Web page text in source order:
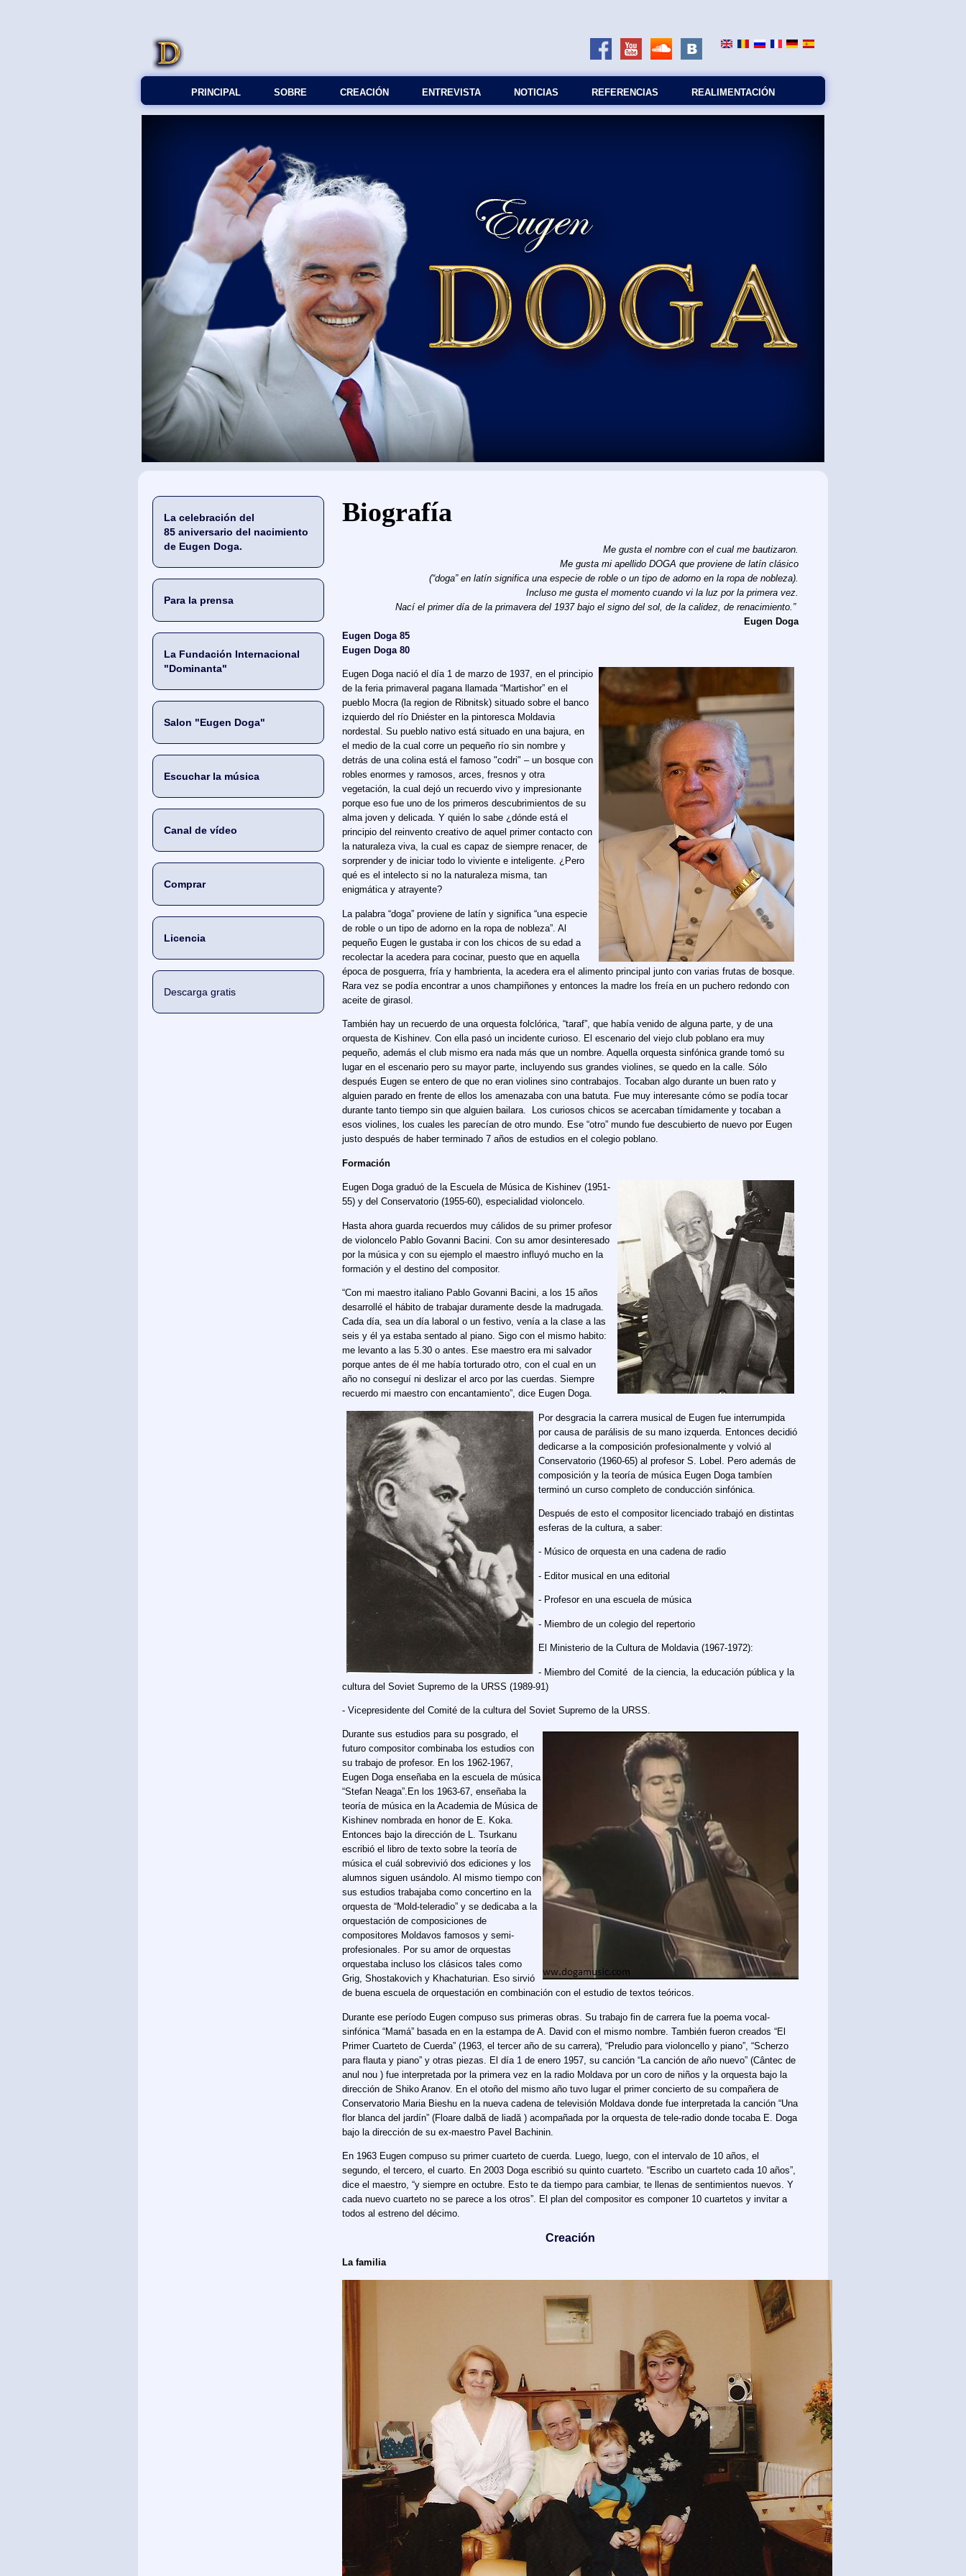
PRINCIPAL SOBRE СREACIÓN ENTREVISTA NOTICIAS REFERENCIAS REALIMENTACIÓN
La celebración del
85 aniversario del nacimiento
de Eugen Doga.
Para la prensa
La Fundación Internacional
"Dominanta"
Salon "Eugen Doga"
Escuchar la música
Canal de vídeo
Comprar
Licencia
Descarga gratis
Usted está aquí
Biografía
Me gusta el nombre con el cual me bautizaron.
Me gusta mi apellido DOGA que proviene de latín clásico
(“doga” en latín significa una especie de roble o un tipo de adorno en la ropa de nobleza).
Incluso me gusta el momento cuando vi la luz por la primera vez.
Nací el primer día de la primavera del 1937 bajo el signo del sol, de la calidez, de renacimiento.”
Eugen Doga
Eugen Doga 85
Eugen Doga 80
Eugen Doga nació el día 1 de marzo de 1937, en el principio
de la feria primaveral pagana llamada “Martishor” en el
pueblo Mocra (la region de Ribnitsk) situado sobre el banco
izquierdo del río Dniéster en la pintoresca Moldavia
nordestal. Su pueblo nativo está situado en una bajura, en
el medio de la cual corre un pequeño río sin nombre y
detrás de una colina está el famoso "codri" – un bosque con
robles enormes y ramosos, arces, fresnos y otra
vegetación, la cual dejó un recuerdo vivo y impresionante
porque eso fue uno de los primeros descubrimientos de su
alma joven y delicada. Y quién lo sabe ¿dónde está el
principio del reinvento creativo de aquel primer contacto con
la naturaleza viva, la cual es capaz de siempre renacer, de
sorprender y de iniciar todo lo viviente e inteligente. ¿Pero
qué es el intelecto si no la naturaleza misma, tan
enigmática y atrayente?
La palabra “doga” proviene de latín y significa “una especie
de roble o un tipo de adorno en la ropa de nobleza”. Al
pequeño Eugen le gustaba ir con los chicos de su edad a
recolectar la acedera para cocinar, puesto que en aquella
época de posguerra, fría y hambrienta, la acedera era el alimento principal junto con varias frutas de bosque.
Rara vez se podía encontrar a unos champiñones y entonces la madre los freía en un puchero redondo con
aceite de girasol.
También hay un recuerdo de una orquesta folclórica, “taraf”, que había venido de alguna parte, y de una
orquesta de Kishinev. Con ella pasó un incidente curioso. El escenario del viejo club poblano era muy
pequeño, además el club mismo era nada más que un nombre. Aquella orquesta sinfónica grande tomó su
lugar en el escenario pero su mayor parte, incluyendo sus grandes violines, se quedo en la calle. Sólo
después Eugen se entero de que no eran violines sino contrabajos. Tocaban algo durante un buen rato y
alguien parado en frente de ellos los amenazaba con una batuta. Fue muy interesante cómo se podía tocar
durante tanto tiempo sin que alguien bailara. Los curiosos chicos se acercaban tímidamente y tocaban a
esos violines, los cuales les parecían de otro mundo. Ese “otro” mundo fue descubierto de nuevo por Eugen
justo después de haber terminado 7 años de estudios en el colegio poblano.
Formación
Eugen Doga graduó de la Escuela de Música de Kishinev (1951-
55) y del Conservatorio (1955-60), especialidad violoncelo.
Hasta ahora guarda recuerdos muy cálidos de su primer profesor
de violoncelo Pablo Govanni Bacini. Con su amor desinteresado
por la música y con su ejemplo el maestro influyó mucho en la
formación y el destino del compositor.
“Con mi maestro italiano Pablo Govanni Bacini, a los 15 años
desarrollé el hábito de trabajar duramente desde la madrugada.
Cada día, sea un día laboral o un festivo, venía a la clase a las
seis y él ya estaba sentado al piano. Sigo con el mismo habito:
me levanto a las 5.30 o antes. Ese maestro era mi salvador
porque antes de él me había torturado otro, con el cual en un
año no conseguí ni deslizar el arco por las cuerdas. Siempre
recuerdo mi maestro con encantamiento”, dice Eugen Doga.
Por desgracia la carrera musical de Eugen fue interrumpida
por causa de parálisis de su mano izquerda. Entonces decidió
dedicarse a la composición profesionalmente y volvió al
Conservatorio (1960-65) al profesor S. Lobel. Pero además de
composición y la teoría de música Eugen Doga tambíen
terminó un curso completo de conducción sinfónica.
Después de esto el compositor licenciado trabajó en distintas
esferas de la cultura, a saber:
- Músico de orquesta en una cadena de radio
- Editor musical en una editorial
- Profesor en una escuela de música
- Miembro de un colegio del repertorio
El Ministerio de la Cultura de Moldavia (1967-1972):
- Miembro del Comité de la ciencia, la educación pública y la
cultura del Soviet Supremo de la URSS (1989-91)
- Vicepresidente del Comité de la cultura del Soviet Supremo de la URSS.
Durante sus estudios para su posgrado, el
futuro compositor combinaba los estudios con
su trabajo de profesor. En los 1962-1967,
Eugen Doga enseñaba en la escuela de música
“Stefan Neaga”.En los 1963-67, enseñaba la
teoría de música en la Academia de Música de
Kishinev nombrada en honor de E. Koka.
Entonces bajo la dirección de L. Tsurkanu
escribió el libro de texto sobre la teoría de
música el cuál sobrevivió dos ediciones y los
alumnos siguen usándolo. Al mismo tiempo con
sus estudios trabajaba como concertino en la
orquesta de “Mold-teleradio” y se dedicaba a la
orquestación de composiciones de
compositores Moldavos famosos y semi-
profesionales. Por su amor de orquestas
orquestaba incluso los clásicos tales como
Grig, Shostakovich y Khachaturian. Eso sirvió
de buena escuela de orquestación en combinación con el estudio de textos teóricos.
Durante ese período Eugen compuso sus primeras obras. Su trabajo fin de carrera fue la poema vocal-
sinfónica “Mamá” basada en en la estampa de A. David con el mismo nombre. También fueron creados “El
Primer Cuarteto de Cuerda” (1963, el tercer año de su carrera), “Preludio para violoncello y piano”, “Scherzo
para flauta y piano” y otras piezas. El día 1 de enero 1957, su canción “La canción de año nuevo” (Cântec de
anul nou ) fue interpretada por la primera vez en la radio Moldava por un coro de niños y la orquesta bajo la
dirección de Shiko Aranov. En el otoño del mismo año tuvo lugar el primer concierto de su compañera de
Conservatorio Maria Bieshu en la nueva cadena de televisión Moldava donde fue interpretada la canción “Una
flor blanca del jardín” (Floare dalbă de liadă ) acompañada por la orquesta de tele-radio donde tocaba E. Doga
bajo la dirección de su ex-maestro Pavel Bachinin.
En 1963 Eugen compuso su primer cuarteto de cuerda. Luego, luego, con el intervalo de 10 años, el
segundo, el tercero, el cuarto. En 2003 Doga escribió su quinto cuarteto. “Escribo un cuarteto cada 10 años”,
dice el maestro, “y siempre en octubre. Esto te da tiempo para cambiar, te llenas de sentimientos nuevos. Y
cada nuevo cuarteto no se parece a los otros”. El plan del compositor es componer 10 cuartetos y invitar a
todos al estreno del décimo.
Сreación
La familia